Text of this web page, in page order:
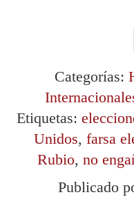
Categorías:
Etiquetas:
Unidos, farsa
Rubio, no
Publicado